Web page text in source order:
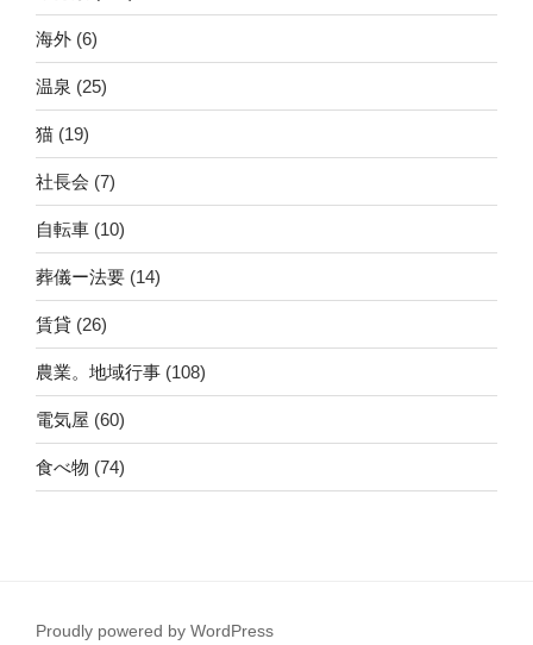
海外 (6)
温泉 (25)
猫 (19)
社長会 (7)
自転車 (10)
葬儀ー法要 (14)
賃貸 (26)
農業。地域行事 (108)
電気屋 (60)
食べ物 (74)
Proudly powered by WordPress